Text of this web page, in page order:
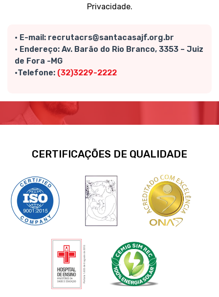
Privacidade.
• E-mail: recrutacrs@santacasajf.org.br
• Endereço: Av. Barão do Rio Branco, 3353 – Juiz
de Fora -MG
•Telefone: (32)3229-2222
CERTIFICAÇÕES DE QUALIDADE